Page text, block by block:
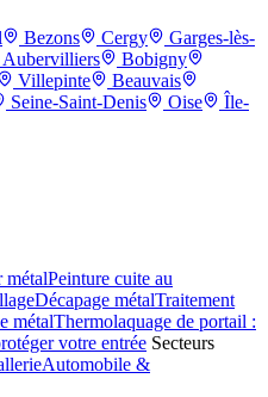
Bezons Cergy
Garges-lès-
Aubervilliers
Bobigny
Villepinte
Beauvais
Seine-Saint-Denis Oise
Île-
métalPeinture cuite au
Décapage métalTraitement
métalThermolaquage de portail :
votre entrée Secteurs
Automobile &